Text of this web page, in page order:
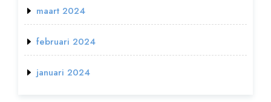
maart 2024
februari 2024
januari 2024